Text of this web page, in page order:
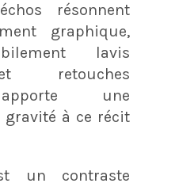
résonnent
graphique,
lavis
retouches
une
à ce récit
un contraste